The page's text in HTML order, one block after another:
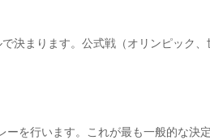
決まります。公式戦（オリンピック
ーを行います。これが最も一般的な決